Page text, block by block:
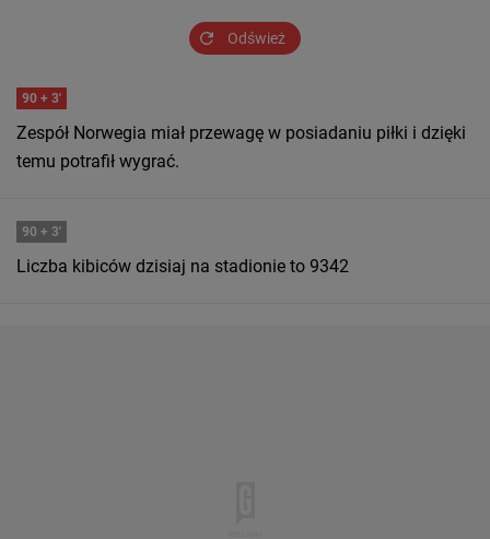
Odśwież
90 + 3'
Zespół Norwegia miał przewagę w posiadaniu piłki i dzięki
temu potrafił wygrać.
90 + 3'
Liczba kibiców dzisiaj na stadionie to 9342